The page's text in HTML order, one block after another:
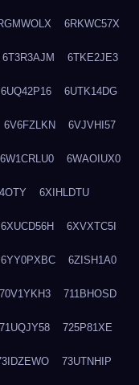
6RKWC57X
6T3R3AJM 6TKE2JE3
6UQ42P16 6UTK14DG
6V6FZLKN 6VJVHI57
6W1CRLU0 6WAOIUX0
6XIHLDTU
6XUCD56H 6XVXTC5I
6YY0PXBC 6ZISH1A0
70V1YKH3 711BHOSD
71UQJY58 725P81XE
73UTNHIP